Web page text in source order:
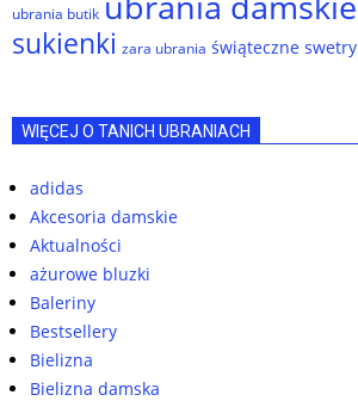
ubrania butik
sukienki zara ubrania świąteczne swetry
WIĘCEJ O TANICH UBRANIACH
adidas
Akcesoria damskie
Aktualności
ażurowe bluzki
Baleriny
Bestsellery
Bielizna
Bielizna damska